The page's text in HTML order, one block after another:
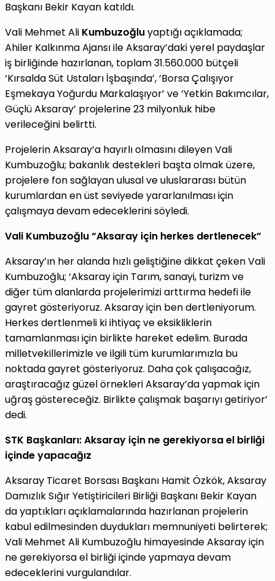
Başkanı Bekir Kayan katıldı.
Vali Mehmet Ali Kumbuzoğluyaptığı açıklamada;
Ahiler Kalkınma Ajansı ile Aksaray’daki yerel paydaşlar
iş birliğinde hazırlanan, toplam 31.560.000 bütçeli
‘Kırsalda Süt Ustaları İşbaşında’, ‘Borsa Çalışıyor
Eşmekaya Yoğurdu Markalaşıyor’ ve ‘Yetkin Bakımcılar,
Güçlü Aksaray’ projelerine 23 milyonluk hibe
verileceğini belirtti.
Projelerin Aksaray’a hayırlı olmasını dileyen Vali
Kumbuzoğlu; bakanlık destekleri başta olmak üzere,
projelere fon sağlayan ulusal ve uluslararası bütün
kurumlardan en üst seviyede yararlanılması için
çalışmaya devam edeceklerini söyledi.
Vali Kumbuzoğlu “Aksaray için herkes dertlenecek”
Aksaray’ın her alanda hızlı geliştiğine dikkat çeken Vali
Kumbuzoğlu; ‘Aksaray için Tarım, sanayi, turizm ve
diğer tüm alanlarda projelerimizi arttırma hedefi ile
gayret gösteriyoruz. Aksaray için ben dertleniyorum.
Herkes dertlenmeli ki ihtiyaç ve eksikliklerin
tamamlanması için birlikte hareket edelim. Burada
milletvekillerimizle ve ilgili tüm kurumlarımızla bu
noktada gayret gösteriyoruz. Daha çok çalışacağız,
araştıracağız güzel örnekleri Aksaray’da yapmak için
uğraş göstereceğiz. Birlikte çalışmak başarıyı getiriyor’
dedi.
STK Başkanları: Aksaray için ne gerekiyorsa el birliği
içinde yapacağız
Aksaray Ticaret Borsası Başkanı Hamit Özkök, Aksaray
Damızlık Sığır Yetiştiricileri Birliği Başkanı Bekir Kayan
da yaptıkları açıklamalarında hazırlanan projelerin
kabul edilmesinden duydukları memnuniyeti belirterek;
Vali Mehmet Ali Kumbuzoğlu himayesinde Aksaray için
ne gerekiyorsa el birliği içinde yapmaya devam
edeceklerini vurgulandılar.